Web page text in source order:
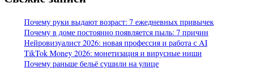
Почему руки выдают возраст: 7 ежедневных привычек
Почему в доме постоянно появляется пыль: 7 причин
Нейровизуалист 2026: новая профессия и работа с AI
TikTok Money 2026: монетизация и вирусные ниши
Почему раньше бельё сушили на улице